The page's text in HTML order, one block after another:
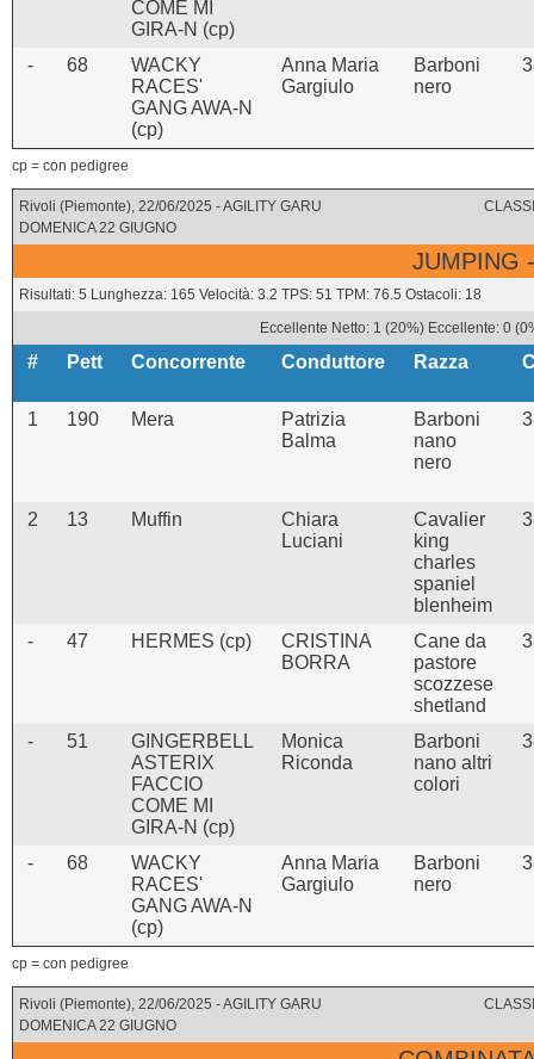
COME MI
GIRA-N (cp)
- 68
WACKY
RACES'
GANG AWA-N
(cp)
Anna Maria
Gargiulo
Barboni
nero
cp = con pedigree
Rivoli (Piemonte), 22/06/2025 - AGILITY GARU
DOMENICA 22 GIUGNO
JUMPING
Risultati: 5 Lunghezza: 165 Velocità: 3.2 TPS: 51 TPM: 76.5 Ostacoli: 18
Eccellente Netto: 1 (20%) Eccellente: 0
# Pett Concorrente Conduttore Razza
1 190 Mera
Patrizia
Balma
Barboni
nano
nero
2 13 Muffin
Chiara
Luciani
Cavalier
king
charles
spaniel
blenheim
- 47 HERMES (cp)
CRISTINA
BORRA
Cane da
pastore
scozzese
shetland
- 51
GINGERBELL
ASTERIX
FACCIO
COME MI
GIRA-N (cp)
Monica
Riconda
Barboni
nano altri
colori
- 68
WACKY
RACES'
GANG AWA-N
(cp)
Anna Maria
Gargiulo
Barboni
nero
cp = con pedigree
Rivoli (Piemonte), 22/06/2025 - AGILITY GARU
DOMENICA 22 GIUGNO